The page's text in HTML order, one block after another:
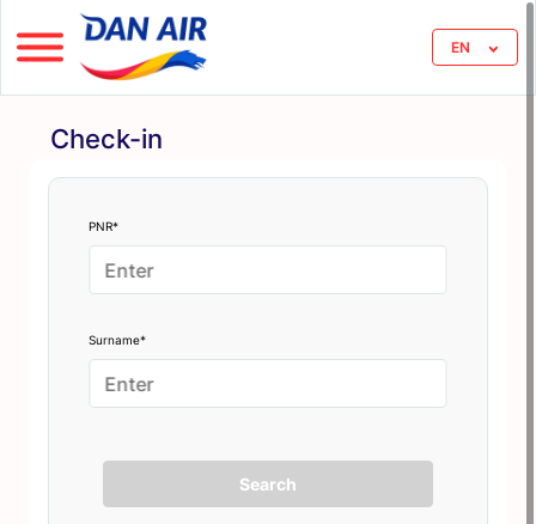
EN
Check-in
PNR*
Surname*
Search